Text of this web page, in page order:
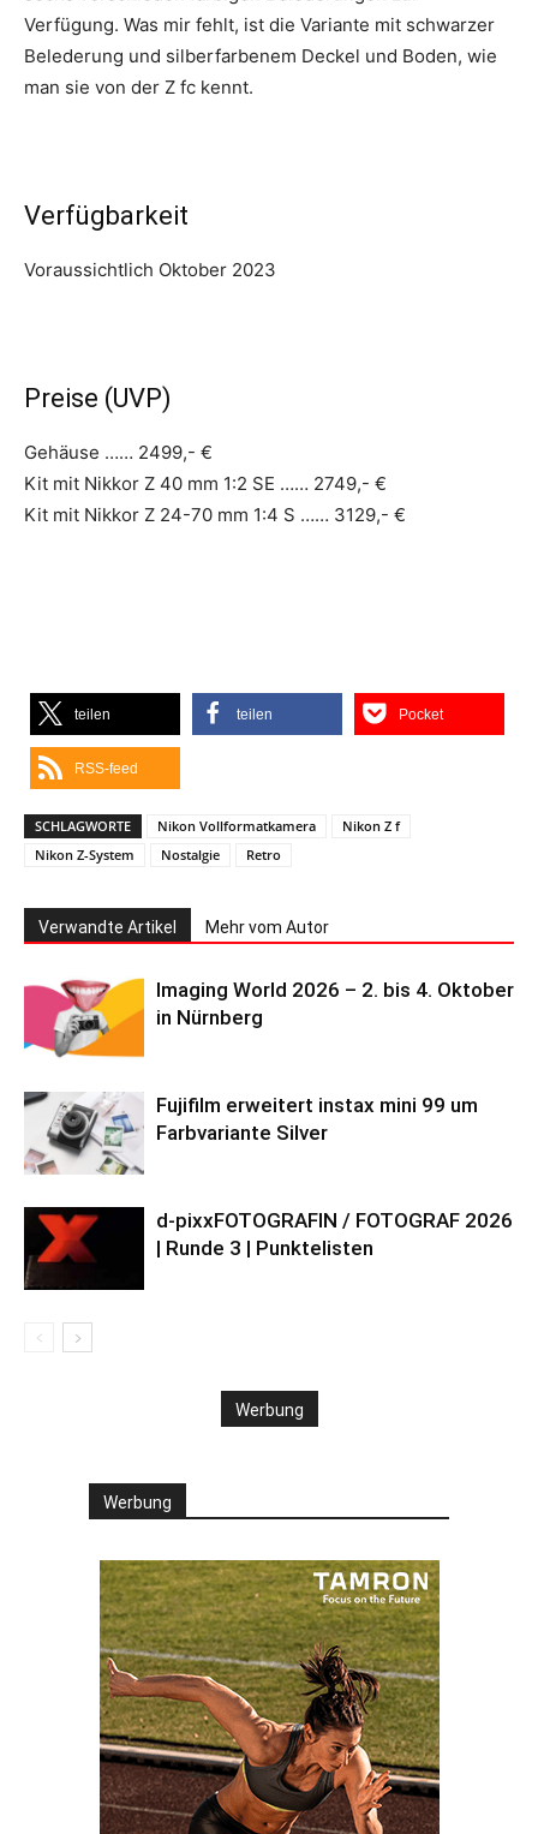
Verfügung. Was mir fehlt, ist die Variante mit schwarzer
Belederung und silberfarbenem Deckel und Boden, wie
man sie von der Z fc kennt.
Verfügbarkeit
Voraussichtlich Oktober 2023
Preise (UVP)
Gehäuse …… 2499,- €
Kit mit Nikkor Z 40 mm 1:2 SE …… 2749,- €
Kit mit Nikkor Z 24-70 mm 1:4 S …… 3129,- €
teilen teilen Pocket
RSS-feed
SCHLAGWORTE Nikon Vollformatkamera
Nikon Z f
Nikon Z-System
Nostalgie Retro
Verwandte Artikel Mehr vom Autor
Imaging World 2026 – 2. bis 4. Oktober
in Nürnberg
Fujifilm erweitert instax mini 99 um
Farbvariante Silver
d-pixxFOTOGRAFIN / FOTOGRAF 2026
| Runde 3 | Punktelisten
Werbung
Werbung